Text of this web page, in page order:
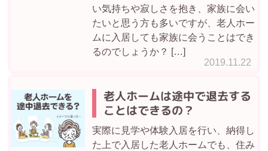
2019.11.22
い気持ちや寂しさを抱き、家族に会い
たいと思う方も多いですが、老人ホー
ムに入居しても家族に会うことはでき
るのでしょうか？ […]
老人ホームは途中で退去する
ことはできるの？
実際に見学や体験入居を行い、納得し
た上で入居した老人ホームでも、住み